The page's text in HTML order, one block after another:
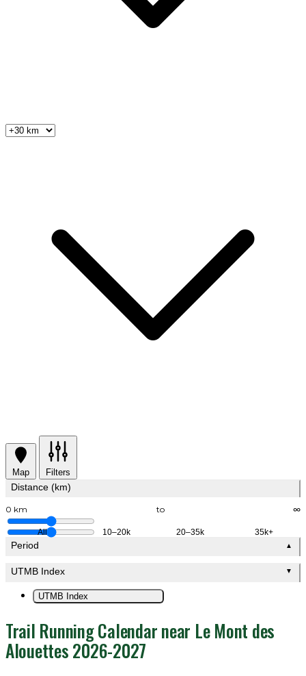
Map Filters
Distance (km)
0 km to ∞
All 10–20k 20–35k 35k+
Period ▲
UTMB Index ▼
UTMB Index
Trail Running Calendar near Le Mont des
Alouettes 2026-2027